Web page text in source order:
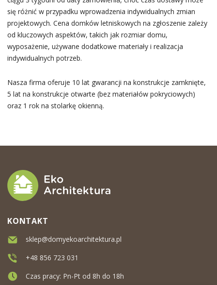
się różnić w przypadku wprowadzenia indywidualnych zmian
projektowych. Cena domków letniskowych na zgłoszenie zależy
od kluczowych aspektów, takich jak rozmiar domu,
wyposażenie, używane dodatkowe materiały i realizacja
indywidualnych potrzeb.
Nasza firma oferuje 10 lat gwarancji na konstrukcje zamknięte,
5 lat na konstrukcje otwarte (bez materiałów pokryciowych)
oraz 1 rok na stolarkę okienną.
KONTAKT
sklep@domyekoarchitektura.pl
+48 856 723 031
Czas pracy: Pn-Pt od 8h do 18h